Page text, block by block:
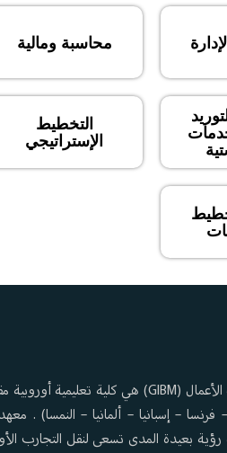
محاسبة ومالية
التخطيط
الإستراتيجي
– فرنسا – إسبانيا – ألمانيا – النمسا) .
بعيدة المدى تسعى لنقل التجارب